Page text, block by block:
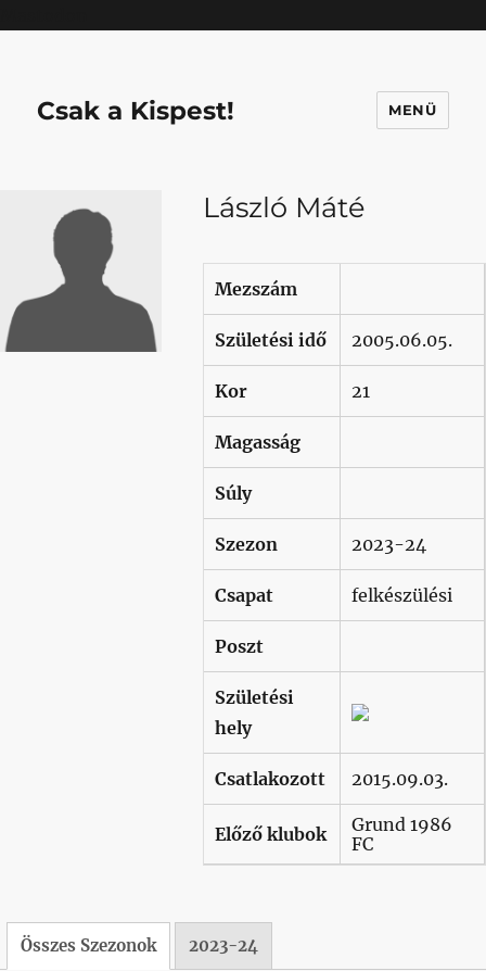
Csak a Kispest! MENÜ
László Máté
Mezszám
Születési idő 2005.06.05.
Kor 21
Magasság
Súly
Szezon 2023-24
Csapat felkészülési
Poszt
Születési
hely
Csatlakozott 2015.09.03.
Előző klubok
Grund 1986
FC
Összes Szezonok 2023-24